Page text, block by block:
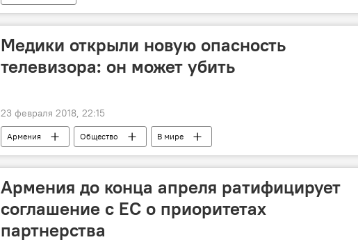
Медики открыли новую опасность
телевизора: он может убить
23 февраля 2018, 22:15
Армения Общество В мире
Армения до конца апреля ратифицирует
соглашение с ЕС о приоритетах
партнерства